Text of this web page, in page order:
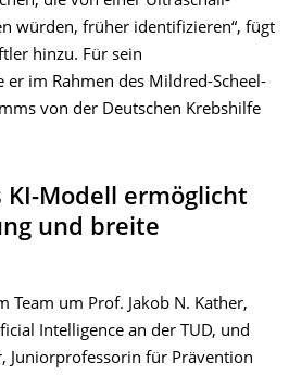
würden, früher identifizieren“, fügt
hinzu. Für sein
er im Rahmen des Mildred-Scheel-
von der Deutschen Krebshilfe
KI-Modell ermöglicht
und breite
Team um Prof. Jakob N. Kather,
Intelligence an der TUD, und
Juniorprofessorin für Prävention